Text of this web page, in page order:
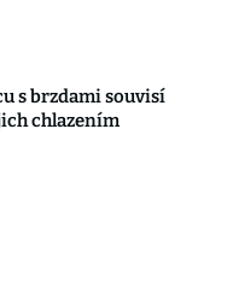
s brzdami souvisí
chlazením